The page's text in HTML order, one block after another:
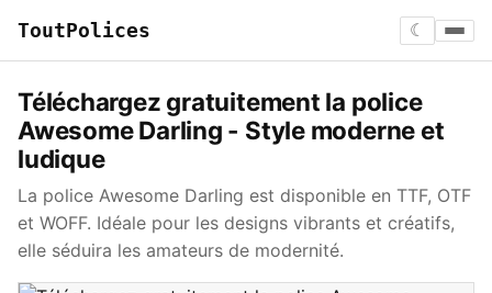
ToutPolices ☾
Téléchargez gratuitement la police
Awesome Darling - Style moderne et
ludique
La police Awesome Darling est disponible en TTF, OTF
et WOFF. Idéale pour les designs vibrants et créatifs,
elle séduira les amateurs de modernité.